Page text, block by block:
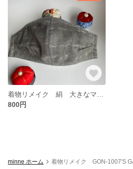
800円
minne ホーム 着物リメイク GON-1007'S